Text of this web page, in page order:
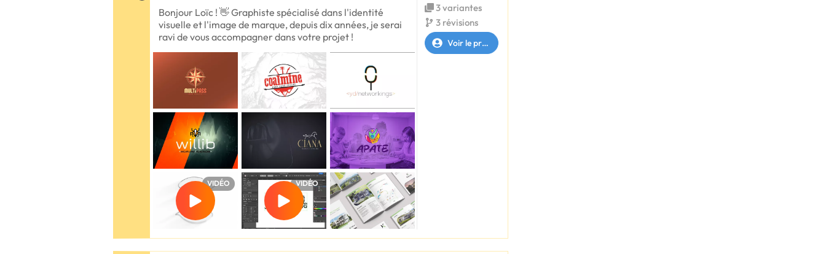
Bonjour Loïc ! 👋 Graphiste spécialisé dans l'identité
visuelle et l'image de marque, depuis dix années, je serai
ravi de vous accompagner dans votre projet !
VIDÉO VIDÉO
3 variantes
3 révisions
Voir le profil